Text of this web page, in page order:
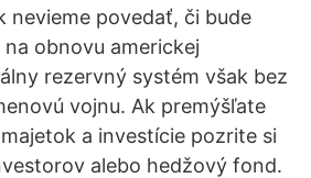
nevieme povedať, či bude
obnovu americkej
rezervný systém však bez
vojnu. Ak premýšľate
a investície pozrite si
alebo hedžový fond.